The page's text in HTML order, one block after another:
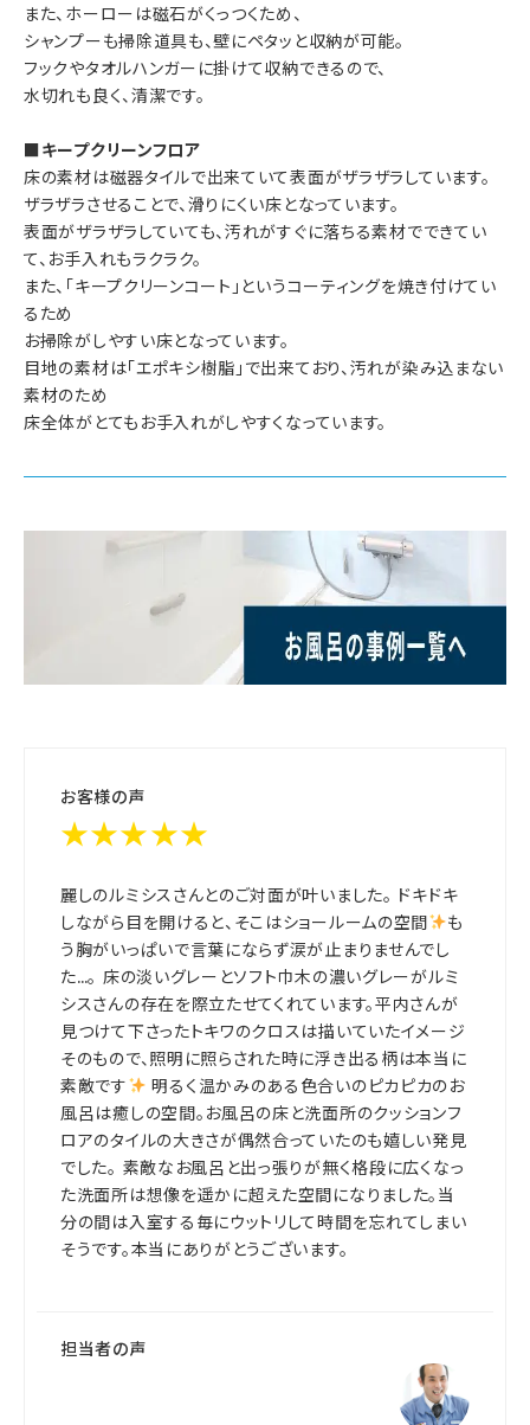
また、ホーローは磁石がくっつくため、
シャンプーも掃除道具も、壁にペタッと収納が可能。
フックやタオルハンガーに掛けて収納できるので、
水切れも良く、清潔です。
■キープクリーンフロア
床の素材は磁器タイルで出来ていて表面がザラザラしています。
ザラザラさせることで、滑りにくい床となっています。
表面がザラザラしていても、汚れがすぐに落ちる素材でできてい
て、お手入れもラクラク。
また、「キープクリーンコート」というコーティングを焼き付けてい
るため
お掃除がしやすい床となっています。
目地の素材は「エポキシ樹脂」で出来ており、汚れが染み込まない
素材のため
床全体がとてもお手入れがしやすくなっています。
お客様の声
★★★★★
麗しのルミシスさんとのご対面が叶いました。 ドキドキ
しながら目を開けると、そこはショールームの空間
も
う胸がいっぱいで言葉にならず涙が止まりませんでし
た…。 床の淡いグレーとソフト巾木の濃いグレーがルミ
シスさんの存在を際立たせてくれています。平内さんが
見つけて下さったトキワのクロスは描いていたイメージ
そのもので、照明に照らされた時に浮き出る柄は本当に
素敵です
明るく温かみのある色合いのピカピカのお
風呂は癒しの空間。お風呂の床と洗面所のクッションフ
ロアのタイルの大きさが偶然合っていたのも嬉しい発見
でした。 素敵なお風呂と出っ張りが無く格段に広くなっ
た洗面所は想像を遥かに超えた空間になりました。当
分の間は入室する毎にウットリして時間を忘れてしまい
そうです。本当にありがとうございます。
担当者の声